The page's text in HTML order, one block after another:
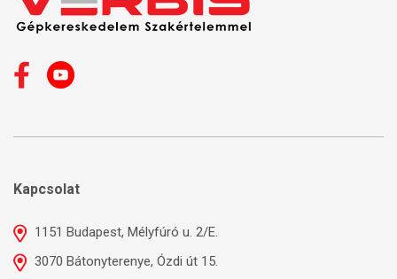
Kapcsolat
1151 Budapest, Mélyfúró u. 2/E.
3070 Bátonyterenye, Ózdi út 15.